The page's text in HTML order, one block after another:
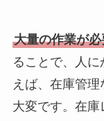
大量の作業が
ることで、人
えば、在庫管
大変です。在